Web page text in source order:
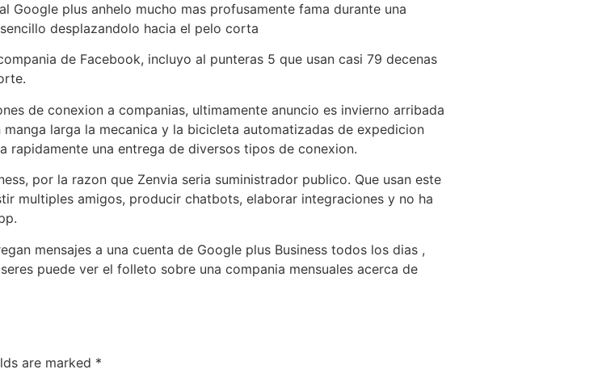
Google plus anhelo mucho mas profusamente fama durante una
desplazandolo hacia el pelo corta
de Facebook, incluyo al punteras 5 que usan casi 79 decenas
de conexion a companias, ultimamente anuncio es invierno arribada
larga la mecanica y la bicicleta automatizadas de expedicion
rapidamente una entrega de diversos tipos de conexion.
por la razon que Zenvia seri­a suministrador publico. Que usan este
multiples amigos, producir chatbots, elaborar integraciones y no ha
mensajes a una cuenta de Google plus Business todos los dias ,
puede ver el folleto sobre una compania mensuales acerca de
are marked *